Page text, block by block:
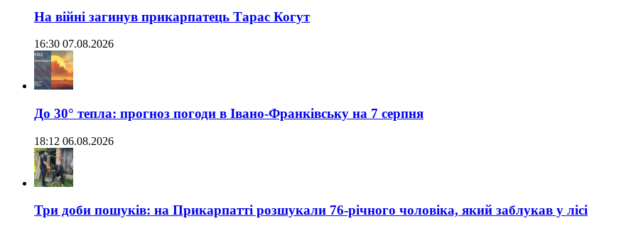
На війні загинув прикарпатець Тарас Когут
16:30 07.08.2026
До 30° тепла: прогноз погоди в Івано-Франківську на 7 серпня
18:12 06.08.2026
Три доби пошуків: на Прикарпатті розшукали 76-річного чоловіка, який заблукав у лісі